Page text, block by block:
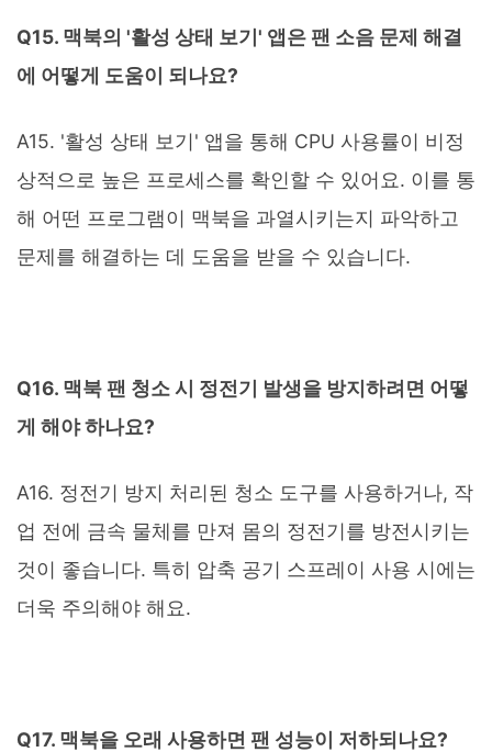
Q15. 맥북의 '활성 상태 보기' 앱은 팬 소음 문제 해결
에 어떻게 도움이 되나요?
A15. '활성 상태 보기' 앱을 통해 CPU 사용률이 비정
상적으로 높은 프로세스를 확인할 수 있어요. 이를 통
해 어떤 프로그램이 맥북을 과열시키는지 파악하고
문제를 해결하는 데 도움을 받을 수 있습니다.
Q16. 맥북 팬 청소 시 정전기 발생을 방지하려면 어떻
게 해야 하나요?
A16. 정전기 방지 처리된 청소 도구를 사용하거나, 작
업 전에 금속 물체를 만져 몸의 정전기를 방전시키는
것이 좋습니다. 특히 압축 공기 스프레이 사용 시에는
더욱 주의해야 해요.
Q17. 맥북을 오래 사용하면 팬 성능이 저하되나요?